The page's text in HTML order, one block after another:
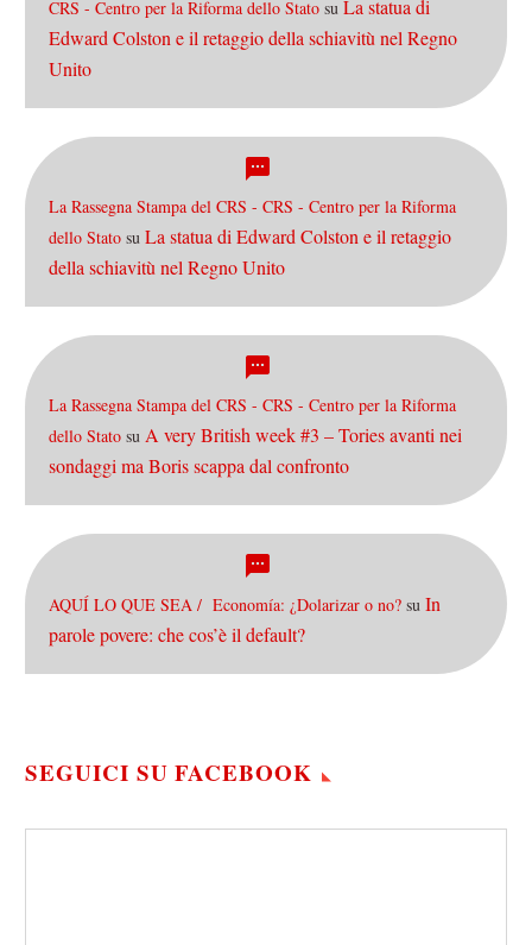
CRS - Centro per la Riforma dello Stato su La statua di
Edward Colston e il retaggio della schiavitù nel Regno
Unito
La Rassegna Stampa del CRS - CRS - Centro per la Riforma
dello Stato su La statua di Edward Colston e il retaggio
della schiavitù nel Regno Unito
La Rassegna Stampa del CRS - CRS - Centro per la Riforma
dello Stato su A very British week #3 – Tories avanti nei
sondaggi ma Boris scappa dal confronto
AQUÍ LO QUE SEA / Economía: ¿Dolarizar o no? su In
parole povere: che cos’è il default?
SEGUICI SU FACEBOOK